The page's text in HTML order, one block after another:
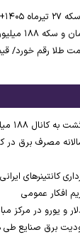
۱۸۸ میلیون تومان
مصرف برق در
ایرانی را ۸۰ درصد کاهش
افکار عمومی
و یورو در مرکز
برق صنایع طی